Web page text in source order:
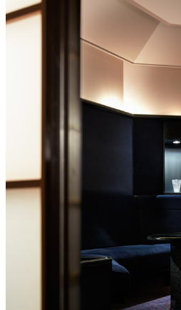
メールマガジ
ン"Letter
OTANI"ご登録
フォーム